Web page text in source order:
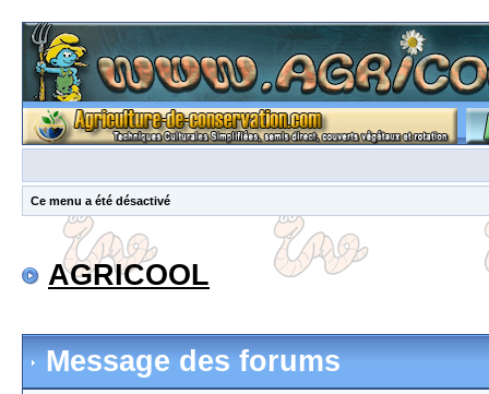
Ce menu a été désactivé
AGRICOOL
Message des forums